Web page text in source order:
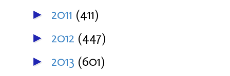
► 2011 (411)
► 2012 (447)
► 2013 (601)